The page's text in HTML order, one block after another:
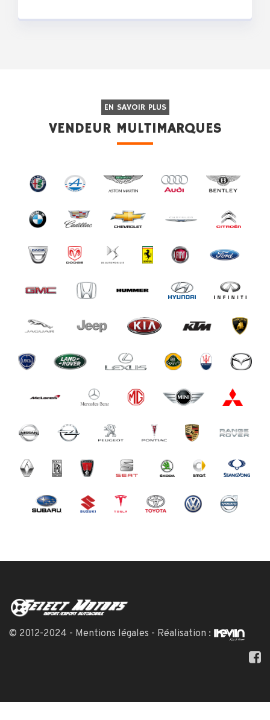
EN SAVOIR PLUS
VENDEUR MULTIMARQUES
© 2012-2024 - Mentions légales - Réalisation :